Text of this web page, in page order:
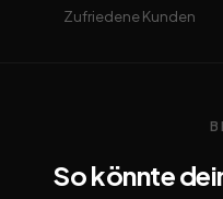
Zufriedene Kunden
So könnte